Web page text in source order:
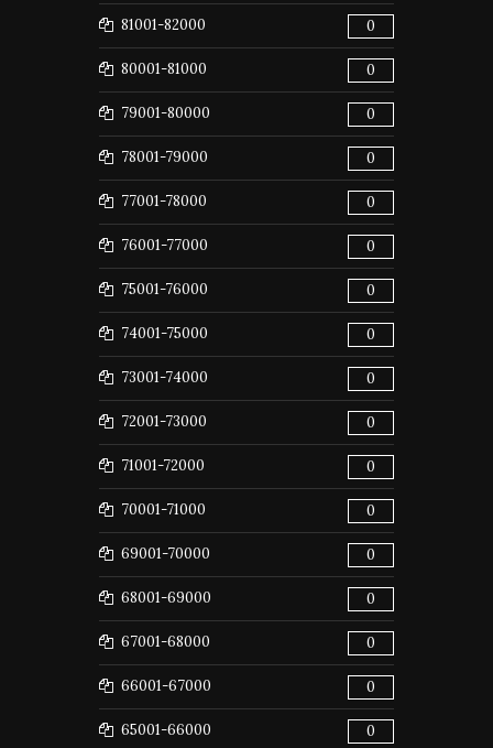
81001-82000 0
80001-81000 0
79001-80000 0
78001-79000 0
77001-78000 0
76001-77000 0
75001-76000 0
74001-75000 0
73001-74000 0
72001-73000 0
71001-72000 0
70001-71000 0
69001-70000 0
68001-69000 0
67001-68000 0
66001-67000 0
65001-66000 0